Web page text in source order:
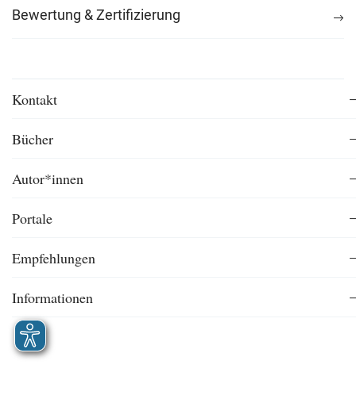
Bewertung & Zertifizierung
Kontakt
Bücher
Autor*innen
Portale
Empfehlungen
Informationen